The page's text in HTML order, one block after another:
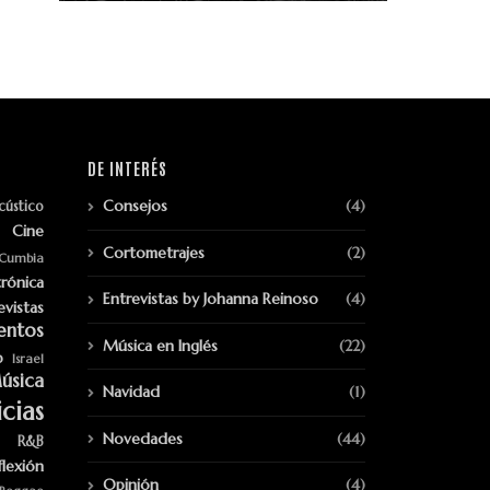
Cine
Israel
R&B
DE INTERÉS
Consejos (4)
Cortometrajes (2)
Entrevistas by Johanna Reinoso (4)
Música en Inglés (22)
Navidad (1)
Novedades (44)
Opinión (4)